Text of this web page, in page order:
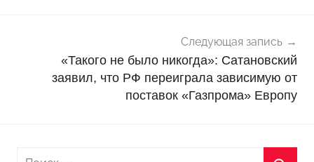
Следующая запись
«Такого не было никогда»: Сатановский
заявил, что РФ переиграла зависимую от
поставок «Газпрома» Европу